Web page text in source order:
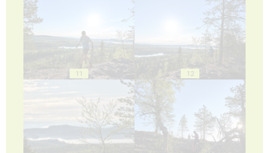
11 12